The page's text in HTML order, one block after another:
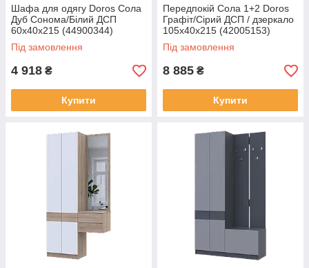
Шафа для одягу Doros Сола
Дуб Сонома/Білий ДСП
60х40х215 (44900344)
Під замовлення
4 918 ₴
Купити
Передпокій Сола 1+2 Doros
Графіт/Сірий ДСП / дзеркало
105х40х215 (42005153)
Під замовлення
8 885 ₴
Купити